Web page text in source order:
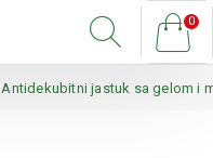
0
Antidekubitni jastuk sa gelom i